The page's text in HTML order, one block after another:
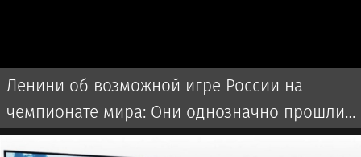
Ленини об возможной игре России на
чемпионате мира: Они однозначно прошли
бы далеко